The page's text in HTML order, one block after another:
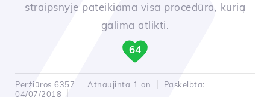
straipsnyje pateikiama visa procedūra, kurią
galima atlikti.
64
Peržiūros 6357 Atnaujinta 1 an
Paskelbta:
04/07/2018